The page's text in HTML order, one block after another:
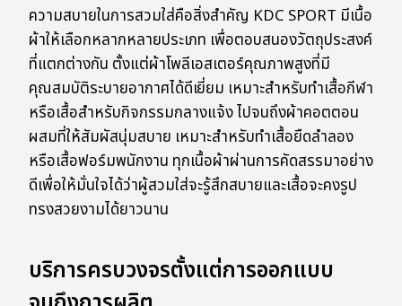
ความสบายในการสวมใส่คือสิ่งสำคัญ KDC SPORT มีเนื้อ
ผ้าให้เลือกหลากหลายประเภท เพื่อตอบสนองวัตถุประสงค์
ที่แตกต่างกัน ตั้งแต่ผ้าโพลีเอสเตอร์คุณภาพสูงที่มี
คุณสมบัติระบายอากาศได้ดีเยี่ยม เหมาะสำหรับทำเสื้อกีฬา
หรือเสื้อสำหรับกิจกรรมกลางแจ้ง ไปจนถึงผ้าคอตตอน
ผสมที่ให้สัมผัสนุ่มสบาย เหมาะสำหรับทำเสื้อยืดลำลอง
หรือเสื้อฟอร์มพนักงาน ทุกเนื้อผ้าผ่านการคัดสรรมาอย่าง
ดีเพื่อให้มั่นใจได้ว่าผู้สวมใส่จะรู้สึกสบายและเสื้อจะคงรูป
ทรงสวยงามได้ยาวนาน
บริการครบวงจรตั้งแต่การออกแบบ